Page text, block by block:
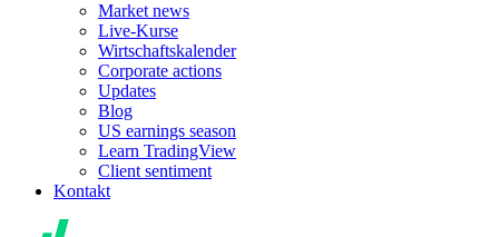
Market news
Live-Kurse
Wirtschaftskalender
Corporate actions
Updates
Blog
US earnings season
Learn TradingView
Client sentiment
Kontakt